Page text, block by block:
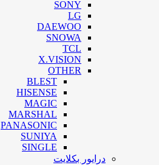
SONY
LG
DAEWOO
SNOWA
TCL
X.VISION
OTHER
BLEST
HISENSE
MAGIC
MARSHAL
PANASONIC
SUNIYA
SINGLE
درایور بکلایت